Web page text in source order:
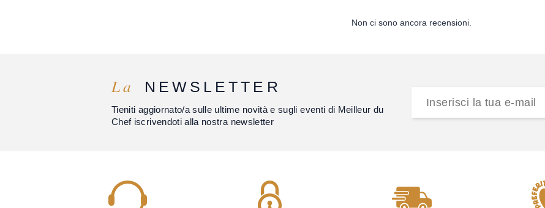
Non ci sono ancora recensioni.
La NEWSLETTER
Tieniti aggiornato/a sulle ultime novità e sugli eventi di Meilleur du
Chef iscrivendoti alla nostra newsletter